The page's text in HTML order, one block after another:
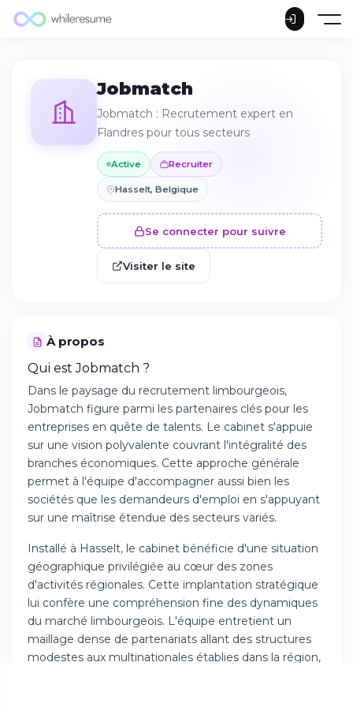
Jobmatch
Jobmatch : Recrutement expert en
Flandres pour tous secteurs
Active Recruiter
Hasselt, Belgique
Se connecter pour suivre
Visiter le site
À propos
Qui est Jobmatch ?
Dans le paysage du recrutement limbourgeois,
Jobmatch figure parmi les partenaires clés pour les
entreprises en quête de talents. Le cabinet s'appuie
sur une vision polyvalente couvrant l'intégralité des
branches économiques. Cette approche générale
permet à l'équipe d'accompagner aussi bien les
sociétés que les demandeurs d'emploi en s'appuyant
sur une maîtrise étendue des secteurs variés.
Installé à Hasselt, le cabinet bénéficie d'une situation
géographique privilégiée au cœur des zones
d'activités régionales. Cette implantation stratégique
lui confère une compréhension fine des dynamiques
du marché limbourgeois. L'équipe entretient un
maillage dense de partenariats allant des structures
modestes aux multinationales établies dans la région,